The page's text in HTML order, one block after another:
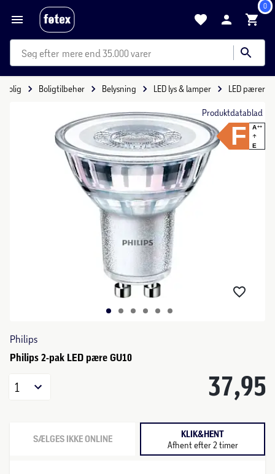
0
mere end 35.000 varer
Bolig Boligtilbehør Belysning LED lys & lamper LED pærer
Produktdatablad
F A++
E
Philips
Philips 2-pak LED pære GU10
37,95
1
SÆLGES IKKE ONLINE KLIK&HENT
Afhent efter 2 timer